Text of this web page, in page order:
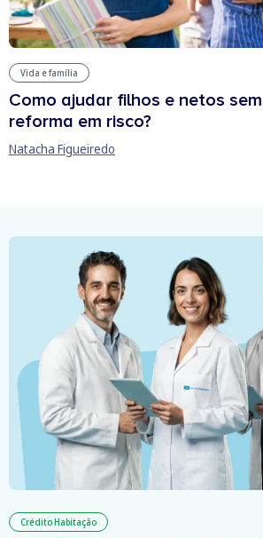
Vida e família
Como ajudar filhos e netos
reforma em risco?
Natacha Figueiredo
Crédito Habitação